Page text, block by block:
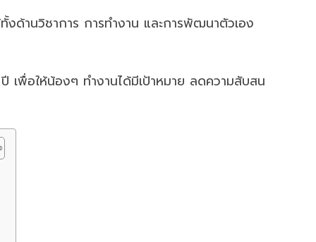
ด้านวิชาการ การทำงาน และการพัฒนาตัวเอง
พื่อให้น้องๆ ทำงานได้มีเป้าหมาย ลดความสับสน